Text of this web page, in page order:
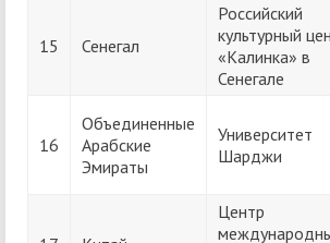
15 Сенегал
Российский
культурный
«Калинка» в
Сенегале
16
Объединенные
Арабские
Эмираты
Университет
Шарджи
Центр